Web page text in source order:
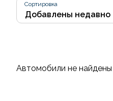
Сортировка
Автомобили не найдены